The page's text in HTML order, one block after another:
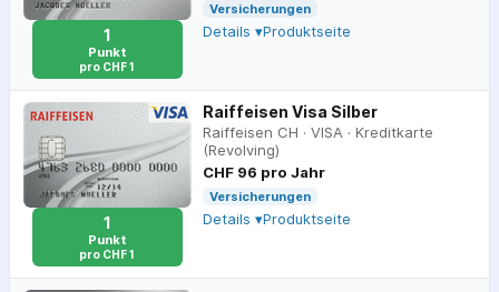
1
Punkt
pro CHF 1
Versicherungen
Details ▾Produktseite
1
Punkt
pro CHF 1
Raiffeisen Visa Silber
Raiffeisen CH · VISA · Kreditkarte
(Revolving)
CHF 96 pro Jahr
Versicherungen
Details ▾Produktseite